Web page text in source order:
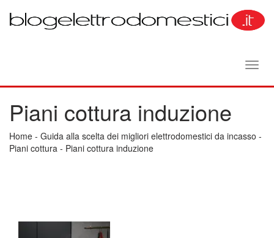
Piani cottura induzione
Home - Guida alla scelta dei migliori elettrodomestici da incasso -
Piani cottura - Piani cottura induzione